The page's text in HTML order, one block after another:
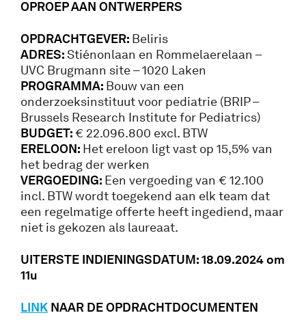
OPROEP AAN ONTWERPERS
OPDRACHTGEVER: Beliris
ADRES:Stiénonlaan en Rommelaerelaan –
UVC Brugmann site – 1020 Laken
PROGRAMMA: Bouw van een
onderzoeksinstituut voor pediatrie (BRIP –
Brussels Research Institute for Pediatrics)
BUDGET:€ 22.096.800 excl. BTW
ERELOON: Het ereloon ligt vast op 15,5% van
het bedrag der werken
VERGOEDING: Een vergoeding van € 12.100
incl. BTW wordt toegekend aan elk team dat
een regelmatige offerte heeft ingediend, maar
niet is gekozen als laureaat.
UITERSTE INDIENINGSDATUM: 18.09.2024 om
11u
LINK NAAR DE OPDRACHTDOCUMENTEN